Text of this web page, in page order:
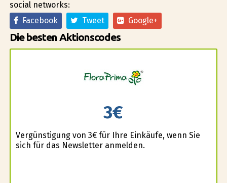
social networks:
Facebook
Tweet Google+
Die besten Aktionscodes
3€
Vergünstigung von 3€ für Ihre Einkäufe, wenn Sie
sich für das Newsletter anmelden.